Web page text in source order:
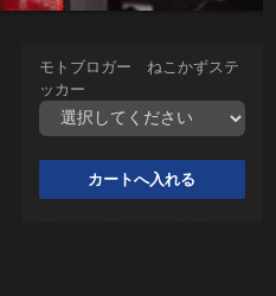
モトブロガー ねこかずステ
ッカー